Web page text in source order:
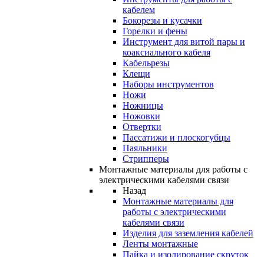
кабелем
Бокорезы и кусачки
Горелки и фены
Инструмент для витой пары и
коаксиального кабеля
Кабельрезы
Клещи
Наборы инструментов
Ножи
Ножницы
Ножовки
Отвертки
Пассатижи и плоскогубцы
Паяльники
Стрипперы
Монтажные материалы для работы с
электрическими кабелями связи
Назад
Монтажные материалы для
работы с электрическими
кабелями связи
Изделия для заземления кабелей
Ленты монтажные
Пайка и изолирование скруток